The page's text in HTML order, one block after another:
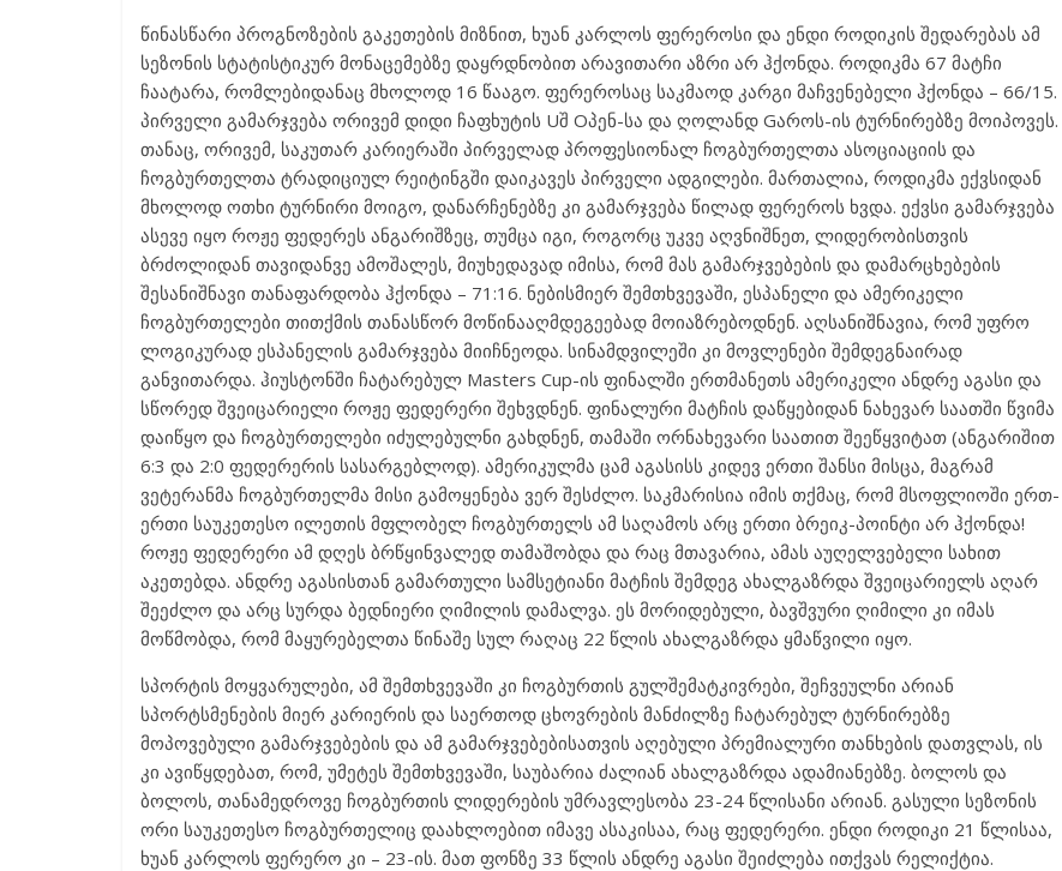
წინასწარი პროგნოზების გაკეთების მიზნით, ხუან კარლოს ფერეროსი და ენდი როდიკის შედარებას ამ
სეზონის სტატისტიკურ მონაცემებზე დაყრდნობით არავითარი აზრი არ ჰქონდა. როდიკმა 67 მატჩი
ჩაატარა, რომლებიდანაც მხოლოდ 16 წააგო. ფერეროსაც საკმაოდ კარგი მაჩვენებელი ჰქონდა – 66/15.
პირველი გამარჯვება ორივემ დიდი ჩაფხუტის Uშ Oპენ-სა და ღოლანდ Gაროს-ის ტურნირებზე მოიპოვეს.
თანაც, ორივემ, საკუთარ კარიერაში პირველად პროფესიონალ ჩოგბურთელთა ასოციაციის და
ჩოგბურთელთა ტრადიციულ რეიტინგში დაიკავეს პირველი ადგილები. მართალია, როდიკმა ექვსიდან
მხოლოდ ოთხი ტურნირი მოიგო, დანარჩენებზე კი გამარჯვება წილად ფერეროს ხვდა. ექვსი გამარჯვება
ასევე იყო როჟე ფედერეს ანგარიშზეც, თუმცა იგი, როგორც უკვე აღვნიშნეთ, ლიდერობისთვის
ბრძოლიდან თავიდანვე ამოშალეს, მიუხედავად იმისა, რომ მას გამარჯვებების და დამარცხებების
შესანიშნავი თანაფარდობა ჰქონდა – 71:16. ნებისმიერ შემთხვევაში, ესპანელი და ამერიკელი
ჩოგბურთელები თითქმის თანასწორ მოწინააღმდეგეებად მოიაზრებოდნენ. აღსანიშნავია, რომ უფრო
ლოგიკურად ესპანელის გამარჯვება მიიჩნეოდა. სინამდვილეში კი მოვლენები შემდეგნაირად
განვითარდა. ჰიუსტონში ჩატარებულ Masters Cup-ის ფინალში ერთმანეთს ამერიკელი ანდრე აგასი და
სწორედ შვეიცარიელი როჟე ფედერერი შეხვდნენ. ფინალური მატჩის დაწყებიდან ნახევარ საათში წვიმა
დაიწყო და ჩოგბურთელები იძულებულნი გახდნენ, თამაში ორნახევარი საათით შეეწყვიტათ (ანგარიშით
6:3 და 2:0 ფედერერის სასარგებლოდ). ამერიკულმა ცამ აგასისს კიდევ ერთი შანსი მისცა, მაგრამ
ვეტერანმა ჩოგბურთელმა მისი გამოყენება ვერ შესძლო. საკმარისია იმის თქმაც, რომ მსოფლიოში ერთ-
ერთი საუკეთესო ილეთის მფლობელ ჩოგბურთელს ამ საღამოს არც ერთი ბრეიკ-პოინტი არ ჰქონდა!
როჟე ფედერერი ამ დღეს ბრწყინვალედ თამაშობდა და რაც მთავარია, ამას აუღელვებელი სახით
აკეთებდა. ანდრე აგასისთან გამართული სამსეტიანი მატჩის შემდეგ ახალგაზრდა შვეიცარიელს აღარ
შეეძლო და არც სურდა ბედნიერი ღიმილის დამალვა. ეს მორიდებული, ბავშვური ღიმილი კი იმას
მოწმობდა, რომ მაყურებელთა წინაშე სულ რაღაც 22 წლის ახალგაზრდა ყმაწვილი იყო.
სპორტის მოყვარულები, ამ შემთხვევაში კი ჩოგბურთის გულშემატკივრები, შეჩვეულნი არიან
სპორტსმენების მიერ კარიერის და საერთოდ ცხოვრების მანძილზე ჩატარებულ ტურნირებზე
მოპოვებული გამარჯვებების და ამ გამარჯვებებისათვის აღებული პრემიალური თანხების დათვლას, ის
კი ავიწყდებათ, რომ, უმეტეს შემთხვევაში, საუბარია ძალიან ახალგაზრდა ადამიანებზე. ბოლოს და
ბოლოს, თანამედროვე ჩოგბურთის ლიდერების უმრავლესობა 23-24 წლისანი არიან. გასული სეზონის
ორი საუკეთესო ჩოგბურთელიც დაახლოებით იმავე ასაკისაა, რაც ფედერერი. ენდი როდიკი 21 წლისაა,
ხუან კარლოს ფერერო კი – 23-ის. მათ ფონზე 33 წლის ანდრე აგასი შეიძლება ითქვას რელიქტია.